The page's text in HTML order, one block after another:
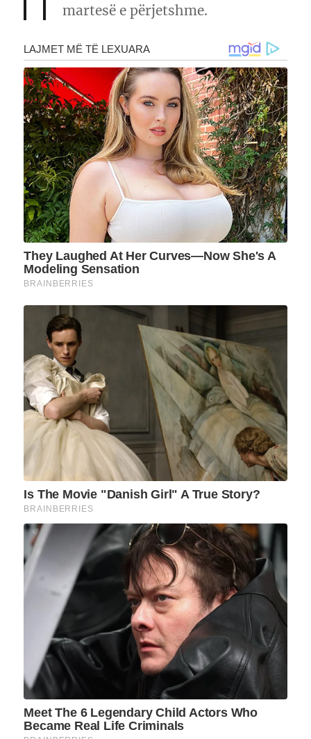
martesë e përjetshme.